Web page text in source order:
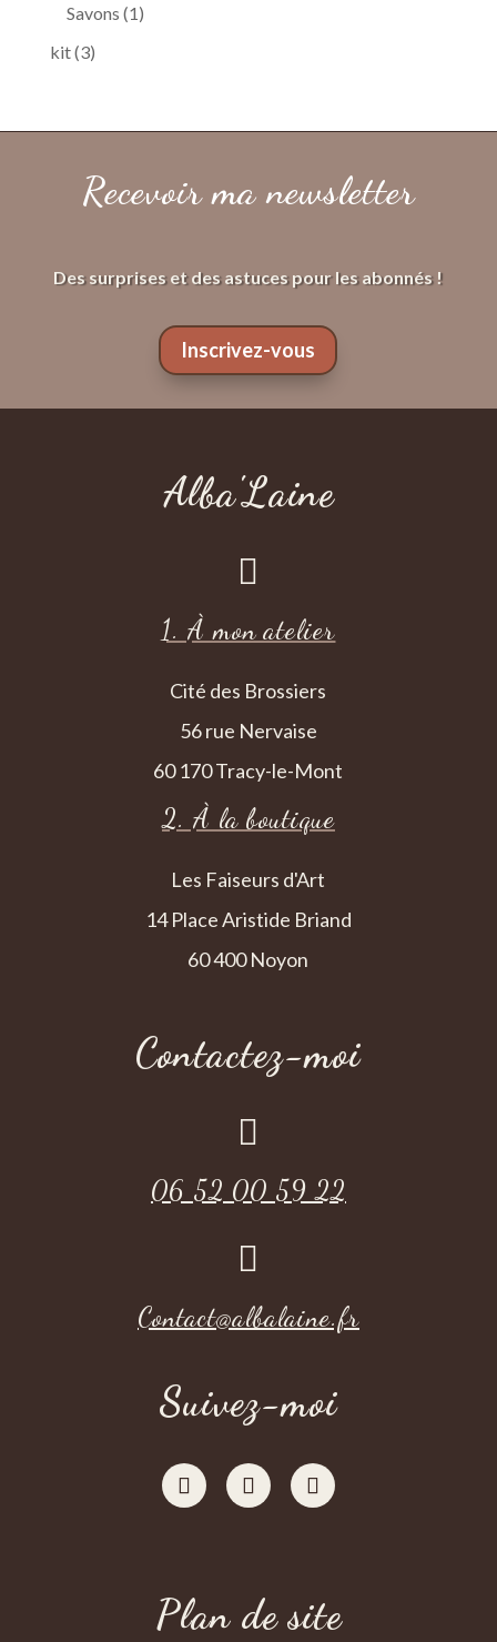
Savons 11
kit 33
Recevoir ma newsletter
Des surprises et des astuces pour les abonnés !
Inscrivez-vous
Alba'Laine

1. À mon atelier
Cité des Brossiers
56 rue Nervaise
60 170 Tracy-le-Mont
2. À la boutique
Les Faiseurs d'Art
14 Place Aristide Briand
60 400 Noyon
Contactez-moi

06 52 00 59 22

Contact@albalaine.fr
Suivez-moi
Plan de site